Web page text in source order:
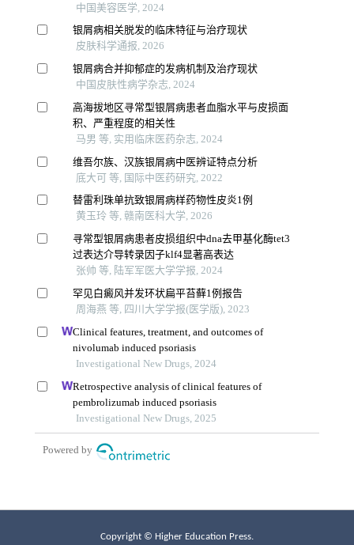
Copyright © Higher Education Press.